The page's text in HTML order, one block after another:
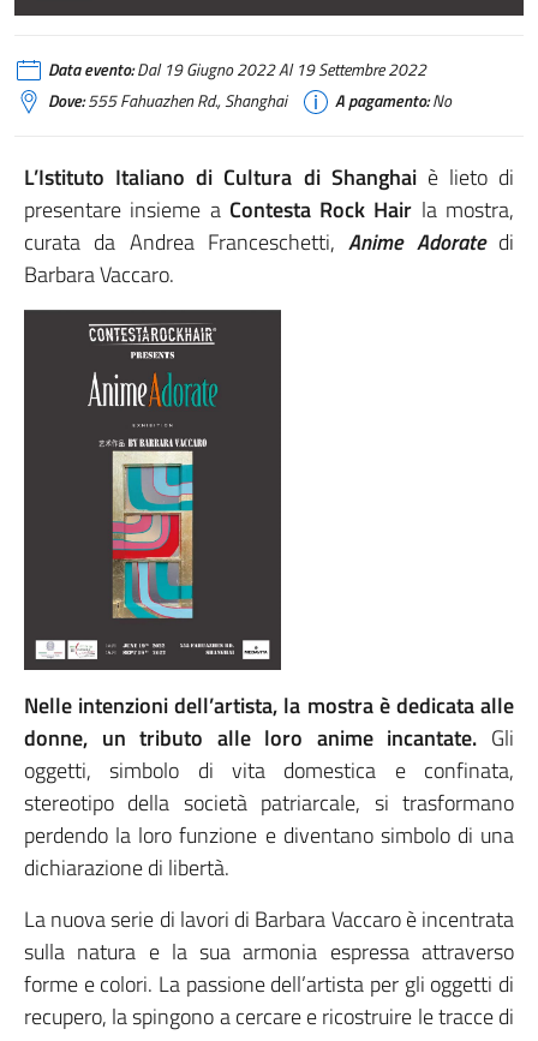
Data evento:Dal 19 Giugno 2022 Al 19 Settembre 2022
Dove:555 Fahuazhen Rd., Shanghai A pagamento:No
L’Istituto Italiano di Cultura di Shanghaiè lieto di
presentare insieme a Contesta Rock Hair la mostra,
curata da Andrea Franceschetti,Anime Adorate di
Barbara Vaccaro.
Nelle intenzioni dell’artista, la mostra è dedicata alle
donne, un tributo alle loro anime incantate. Gli
oggetti, simbolo di vita domestica e confinata,
stereotipo della società patriarcale, si trasformano
perdendo la loro funzione e diventano simbolo di una
dichiarazione di libertà.
La nuova serie di lavori di Barbara Vaccaro è incentrata
sulla natura e la sua armonia espressa attraverso
forme e colori. La passione dell’artista per gli oggetti di
recupero, la spingono a cercare e ricostruire le tracce di